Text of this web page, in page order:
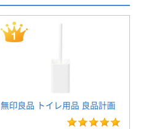
無印良品 トイレ用品 良品計画